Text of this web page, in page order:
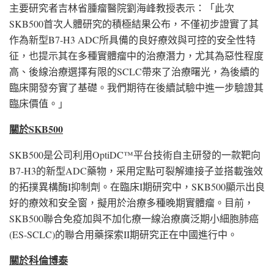
主要研究者吉林省腫瘤醫院劉海峰教授表示：「此次
SKB500首次人體研究的積極結果公布，不僅初步證實了其
作為新型B7-H3 ADC所具備的良好療效與可控的安全性特
征，也提示其在多種實體瘤中的治療潛力，尤其為惡性程度
高、後線治療選擇有限的SCLC帶來了治療曙光，為後續的
臨床開發夯實了基礎。我們期待在後續試驗中進一步驗證其
臨床價值。」
關於SKB500
SKB500是公司利用OptiDC™平台技術自主研發的一款靶向
B7-H3的新型ADC藥物，采用定點可裂解連接子並搭載強效
的拓撲異構酶I抑制劑。在臨床I期研究中，SKB500顯示出良
好的療效和安全窗，擬用於治療多種晚期實體瘤。目前，
SKB500聯合免疫加與不加化療一線治療廣泛期小細胞肺癌
(ES-SCLC)的聯合用藥探索II期研究正在中國進行中。
關於科倫博泰